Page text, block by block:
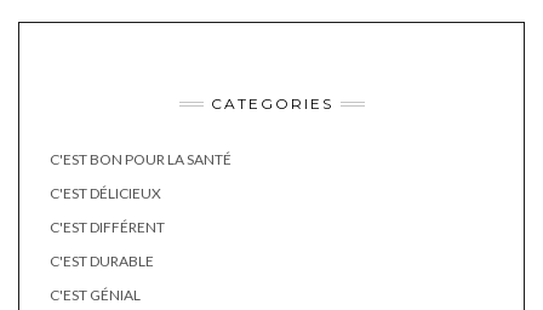
CATEGORIES
C'EST BON POUR LA SANTÉ
C'EST DÉLICIEUX
C'EST DIFFÉRENT
C'EST DURABLE
C'EST GÉNIAL